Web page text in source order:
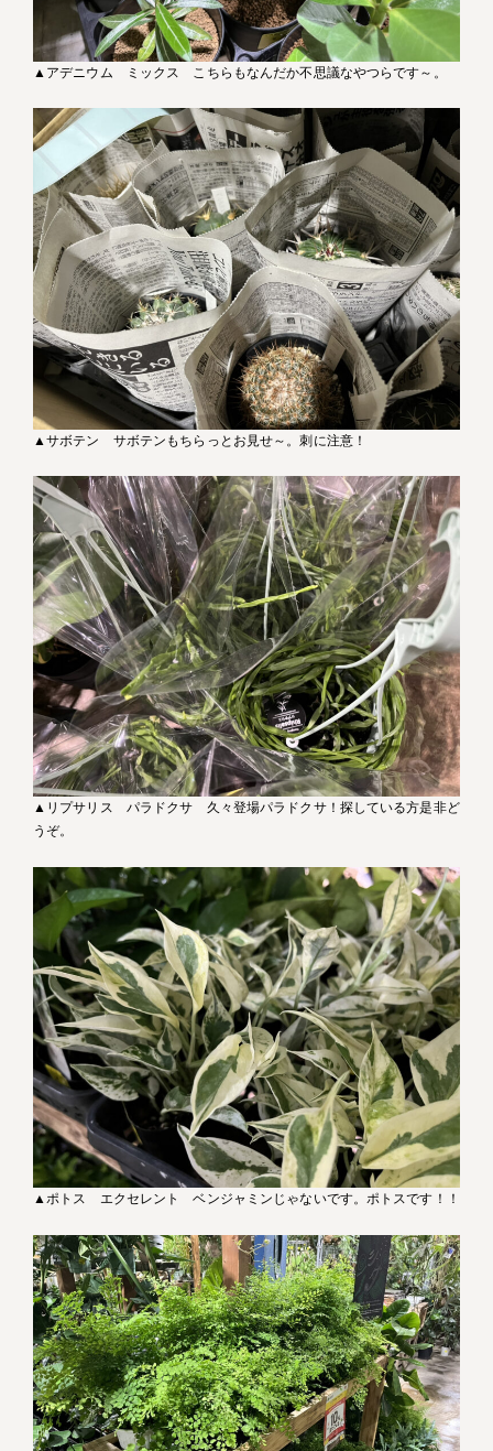
▲アデニウム ミックス こちらもなんだか不思議なやつらです～。
▲サボテン サボテンもちらっとお見せ～。刺に注意！
▲リプサリス パラドクサ 久々登場パラドクサ！探している方是非ど
うぞ。
▲ポトス エクセレント ベンジャミンじゃないです。ポトスです！！